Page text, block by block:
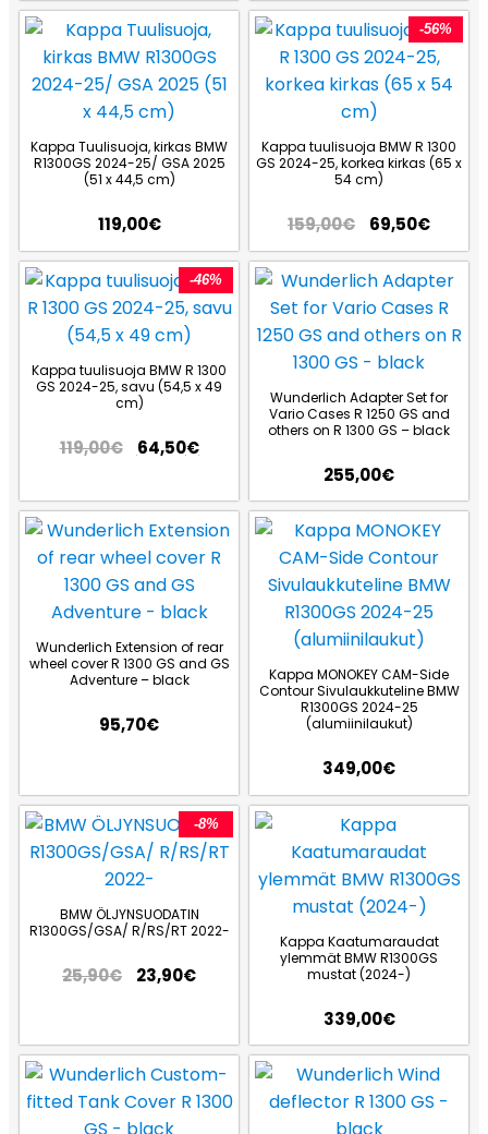
Kappa Tuulisuoja, kirkas BMW
R1300GS 2024-25/ GSA 2025
(51 x 44,5 cm)
119,00€
-56%
Kappa tuulisuoja BMW R 1300
GS 2024-25, korkea kirkas (65 x
54 cm)
159,00€ 69,50€
-46%
Kappa tuulisuoja BMW R 1300
GS 2024-25, savu (54,5 x 49
cm)
119,00€ 64,50€
Wunderlich Adapter Set for
Vario Cases R 1250 GS and
others on R 1300 GS – black
255,00€
Wunderlich Extension of rear
wheel cover R 1300 GS and GS
Adventure – black
95,70€
Kappa MONOKEY CAM-Side
Contour Sivulaukkuteline BMW
R1300GS 2024-25
(alumiinilaukut)
349,00€
-8%
BMW ÖLJYNSUODATIN
R1300GS/GSA/ R/RS/RT 2022-
25,90€ 23,90€
Kappa Kaatumaraudat
ylemmät BMW R1300GS
mustat (2024-)
339,00€